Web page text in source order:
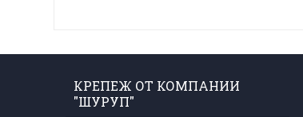
КРЕПЕЖ ОТ КОМПАНИИ
"ШУРУП"